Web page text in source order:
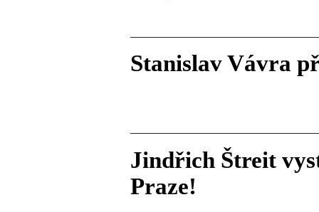
Stanislav Vávra
Jindřich Štreit
Praze!